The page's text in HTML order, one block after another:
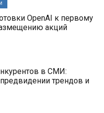
OpenAI к первому
акций
в СМИ:
трендов и